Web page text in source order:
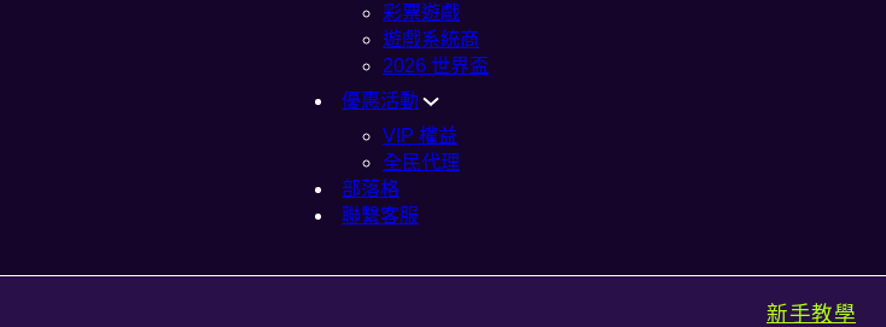
彩票遊戲
遊戲系統商
2026 世界盃
優惠活動
VIP 權益
全民代理
部落格
聯繫客服
新手教學